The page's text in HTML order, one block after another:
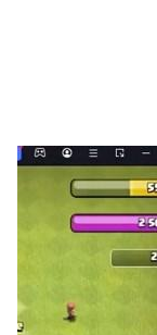
《絕區零》是
暢爽快。你可以
起進攻，而閃避
入「失衡狀態」
結敵人的時刻。
性，利用他們的